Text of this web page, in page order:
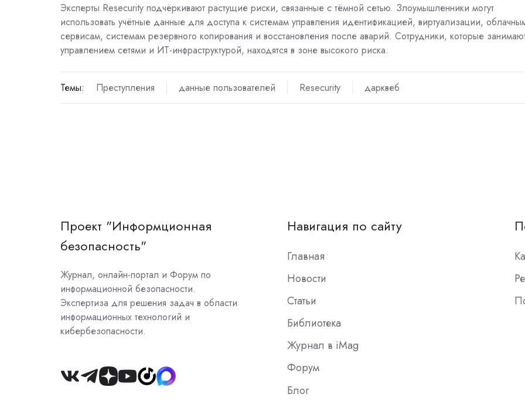
Эксперты Resecurity подчёркивают растущие риски, связанные с тёмной сетью. Злоумышленники могут
использовать учётные данные для доступа к системам управления идентификацией, виртуализации,
сервисам, системам резервного копирования и восстановления после аварий. Сотрудники, которые
управлением сетями и ИТ-инфраструктурой, находятся в зоне высокого риска.
Темы: Преступления данные пользователей Resecurity дарквеб
Проект "Информционная
безопасность"
Журнал, онлайн-портал и Форум по
информационной безопасности.
Экспертиза для решения задач в области
информационных технологий и
кибербезопасности.
Join
Навигация по сайту
Главная
Новости
Статьи
Библиотека
Журнал в iMag
Форум
Блог